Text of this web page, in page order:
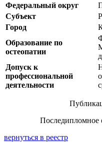
Федеральный округ
Субъект
Город
Образование по
остеопатии
Допуск к
профессиональной
деятельности
Последипломное
вернуться в реестр